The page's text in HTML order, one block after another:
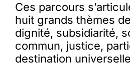
Ces parcours
huit grands thèmes
dignité, subsidiarité,
commun, justice,
destination